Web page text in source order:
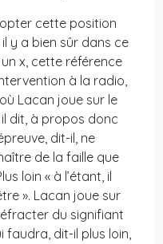
cette position
y a bien sûr dans ce
x, cette référence
à la radio,
Lacan joue sur le
dit, à propos donc
dit-il, ne
de la faille que
loin « à l’étant, il
». Lacan joue sur
du signifiant
faudra, dit-il plus loin,